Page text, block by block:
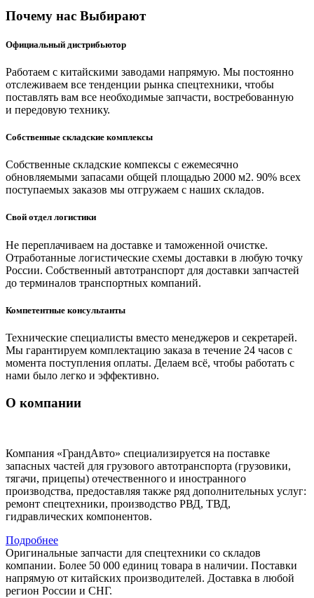
Почему нас Выбирают
Официальный дистрибьютор
Работаем с китайскими заводами напрямую. Мы постоянно
отслеживаем все тенденции рынка спецтехники, чтобы
поставлять вам все необходимые запчасти, востребованную
и передовую технику.
Собственные складские комплексы
Собственные складские компексы с ежемесячно
обновляемыми запасами общей площадью 2000 м2. 90% всех
поступаемых заказов мы отгружаем с наших складов.
Свой отдел логистики
Не переплачиваем на доставке и таможенной очистке.
Отработанные логистические схемы доставки в любую точку
России. Собственный автотранспорт для доставки запчастей
до терминалов транспортных компаний.
Компетентные консультанты
Технические специалисты вместо менеджеров и секретарей.
Мы гарантируем комплектацию заказа в течение 24 часов с
момента поступления оплаты. Делаем всё, чтобы работать с
нами было легко и эффективно.
О компании
Компания «ГрандАвто» специализируется на поставке
запасных частей для грузового автотранспорта (грузовики,
тягачи, прицепы) отечественного и иностранного
производства, предоставляя также ряд дополнительных услуг:
ремонт спецтехники, производство РВД, ТВД,
гидравлических компонентов.
Подробнее
Оригинальные запчасти для спецтехники со складов
компании. Более 50 000 единиц товара в наличии. Поставки
напрямую от китайских производителей. Доставка в любой
регион России и СНГ.